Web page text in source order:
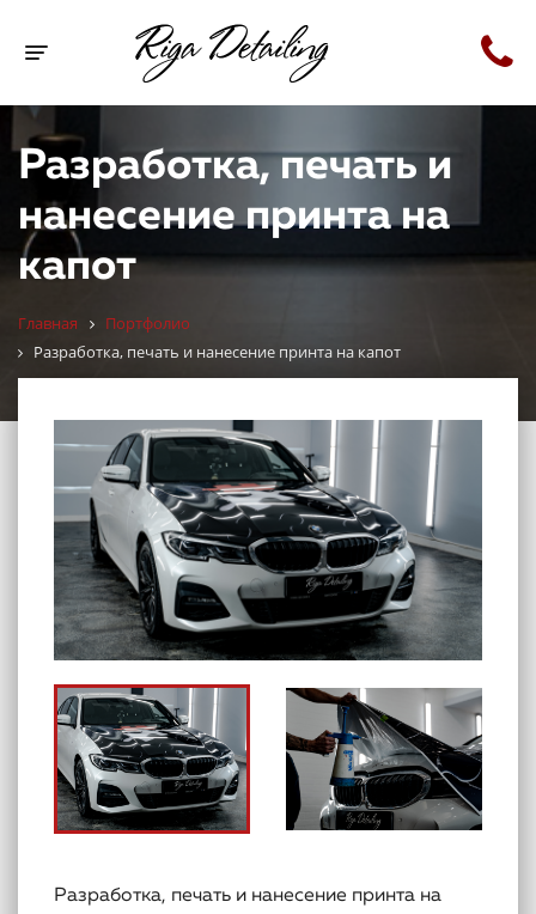
Toggle navigation
Разработка, печать и
нанесение принта на
капот
Главная
Портфолио
Разработка, печать и нанесение принта на капот
Разработка, печать и нанесение принта на